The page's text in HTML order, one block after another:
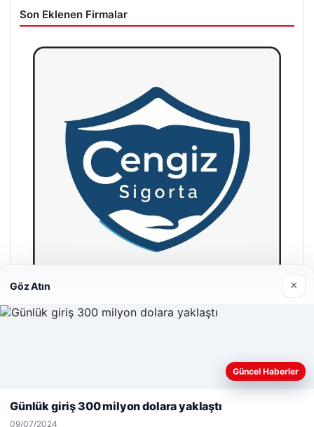
Son Eklenen Firmalar
Hastaş Beton
Web sitemizi nasıl kullandığınızı daha iyi anlayabilmek,
deneyiminizi kişiselleştirmek ve geliştirmek amacıyla çerezler
Reddet Kabul Et
Göz Atın ×
Güncel Haberler
Günlük giriş 300 milyon dolara yaklaştı
09/07/2024